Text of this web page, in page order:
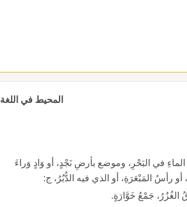
المحيط في اللغة
في البَحْرِ، وموضع بأرضِ نَجْدٍ، أو وَادٍ وَراءَ
رأسُ المَبْعَرَةِ، أو الذي فيه الدُّبُرُ، ج:
الغُزُرُ، جَمْعُ خَوَّارَةٍ.